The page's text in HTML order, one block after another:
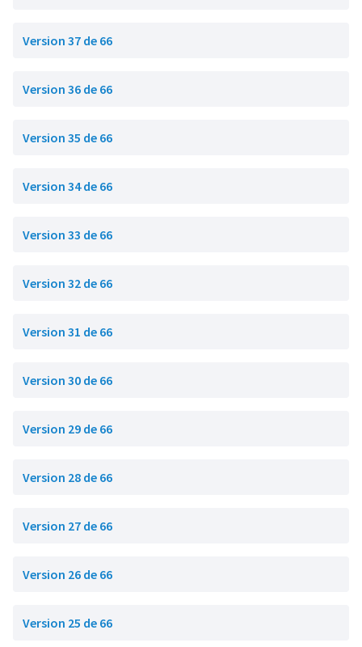
Version 37 de 66
Version 36 de 66
Version 35 de 66
Version 34 de 66
Version 33 de 66
Version 32 de 66
Version 31 de 66
Version 30 de 66
Version 29 de 66
Version 28 de 66
Version 27 de 66
Version 26 de 66
Version 25 de 66